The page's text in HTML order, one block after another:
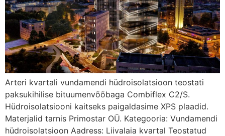
Arteri kvartali vundamendi hüdroisolatsioon teostati
paksukihilise bituumenvõõbaga Combiflex C2/S.
Hüdroisolatsiooni kaitseks paigaldasime XPS plaadid.
Materjalid tarnis Primostar OÜ. Kategooria: Vundamendi
hüdroisolatsioon Aadress: Liivalaia kvartal Teostatud